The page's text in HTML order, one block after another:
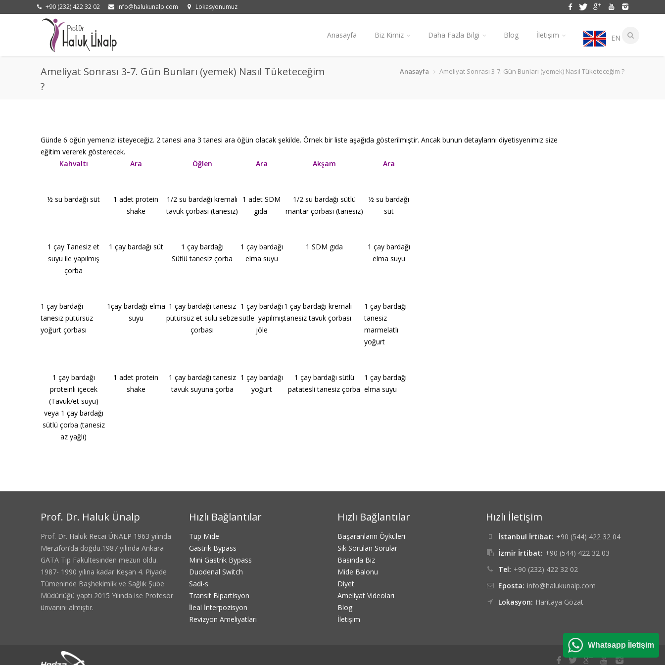
+90 (232) 422 32 02 info@halukunalp.com Lokasyonumuz
Anasayfa Biz Kimiz Daha Fazla Bilgi Blog İletişim EN
Ameliyat Sonrası 3-7. Gün Bunları (yemek) Nasıl Tüketeceğim
?
Anasayfa Ameliyat Sonrası 3-7. Gün Bunları (yemek) Nasıl Tüketeceğim ?
Günde 6 öğün yemenizi isteyeceğiz. 2 tanesi ana 3 tanesi ara öğün olacak şekilde. Örnek bir liste aşağıda gösterilmiştir. Ancak bunun detaylarını diyetisyenimiz size
eğitim vererek gösterecek.
Kahvaltı
Ara Öğlen Ara Akşam Ara
½ su bardağı süt
1 adet protein
shake
1/2 su bardağı kremalı
tavuk çorbası (tanesiz)
1 adet SDM
gıda
1/2 su bardağı sütlü
mantar çorbası (tanesiz)
½ su bardağı
süt
1 çay Tanesiz et
suyu ile yapılmış
çorba
1 çay bardağı süt
1 çay bardağı
Sütlü tanesiz çorba
1 çay bardağı
elma suyu
1 SDM gıda
1 çay bardağı
elma suyu
1 çay bardağı
tanesiz pütürsüz
yoğurt çorbası
1çay bardağı elma
suyu
1 çay bardağı tanesiz
pütürsüz et sulu sebze
çorbası
1 çay bardağı
sütle yapılmış
jöle
1 çay bardağı kremalı
tanesiz tavuk çorbası
1 çay bardağı
tanesiz
marmelatlı
yoğurt
1 çay bardağı
proteinli içecek
(Tavuk/et suyu)
veya 1 çay bardağı
sütlü çorba (tanesiz
az yağlı)
1 adet protein
shake
1 çay bardağı tanesiz
tavuk suyuna çorba
1 çay bardağı
yoğurt
1 çay bardağı sütlü
patatesli tanesiz çorba
1 çay bardağı
elma suyu
Prof. Dr. Haluk Ünalp
Prof. Dr. Haluk Recai ÜNALP 1963 yılında
Merzifon’da doğdu.1987 yılında Ankara
GATA Tıp Fakültesinden mezun oldu.
1987- 1990 yılına kadar Keşan 4. Piyade
Tümeninde Başhekimlik ve Sağlık Şube
Müdürlüğü yaptı 2015 Yılında ise Profesör
ünvanını almıştır.
Hızlı Bağlantılar
Tüp Mide
Gastrik Bypass
Mini Gastrik Bypass
Duodenal Switch
Sadi-s
Transit Bipartisyon
İleal İnterpozisyon
Revizyon Ameliyatları
Hızlı Bağlantılar
Başaranların Öyküleri
Sık Sorulan Sorular
Basında Biz
Mide Balonu
Diyet
Ameliyat Videoları
Blog
İletişim
Hızlı İletişim
İstanbul İrtibat: +90 (544) 422 32 04
İzmir İrtibat: +90 (544) 422 32 03
Tel: +90 (232) 422 32 02
Eposta: info@halukunalp.com
Lokasyon: Haritaya Gözat
Whatsapp İletişim